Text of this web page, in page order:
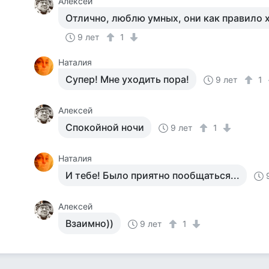
Отлично, люблю умных, они как правило
9 лет 1
Наталия
Супер! Мне уходить пора! 9 лет 1
Алексей
Спокойной ночи 9 лет 1
Наталия
И тебе! Было приятно пообщаться...
Алексей
Взаимно)) 9 лет 1